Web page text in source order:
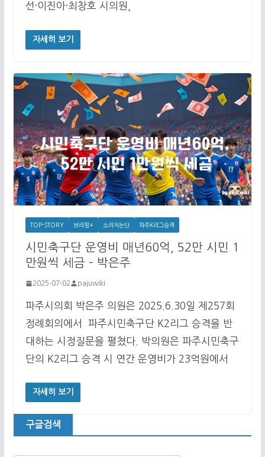
선·이진아·최창호 시의원,
자세히 보기
TOP-STORY 브리핑+ 소리치논단 파주K리그승격
시민축구단 운영비 매년60억, 52만 시민 1
만원씩 세금 – 박은주
2025-07-02 pajuwiki
파주시의회 박은주 의원은 2025.6.30일 제257회
정례회의에서 파주시민축구단 K2리그 승격을 반
대하는 시정질문을 펼쳤다. 박의원은 파주시민축구
단의 K2리그 승격 시 연간 운영비가 23억원에서
자세히 보기
구글검색